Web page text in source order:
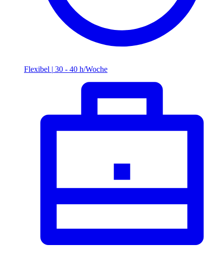
Flexibel | 30 - 40 h/Woche